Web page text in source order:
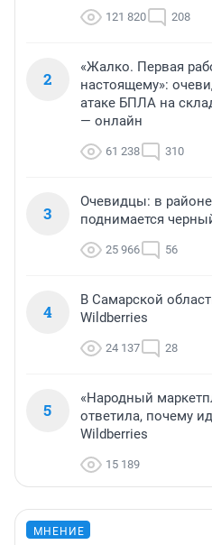
121 820 208
2
«Жалко. Первая
настоящему»:
атаке БПЛА на
— онлайн
61 238 310
3
Очевидцы: в
поднимается
25 966 56
4
В Самарской
Wildberries
24 137 28
5
«Народный
ответила, почему
Wildberries
15 189
МНЕНИЕ